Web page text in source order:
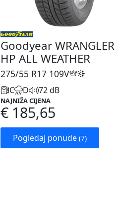
Goodyear WRANGLER
HP ALL WEATHER
275/55 R17 109V
C D 72 dB
NAJNIŽA CIJENA
€ 185,65
Pogledaj ponude (7)